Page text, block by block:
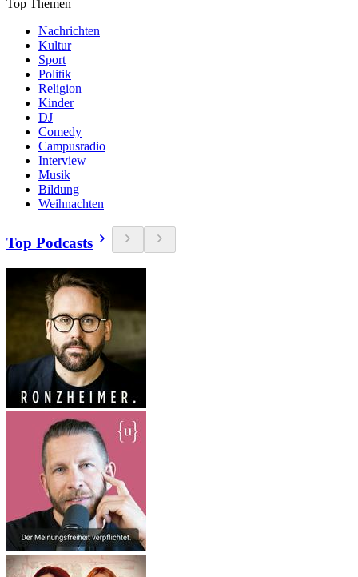
Top Themen
Nachrichten
Kultur
Sport
Politik
Religion
Kinder
DJ
Comedy
Campusradio
Interview
Musik
Bildung
Weihnachten
Top Podcasts